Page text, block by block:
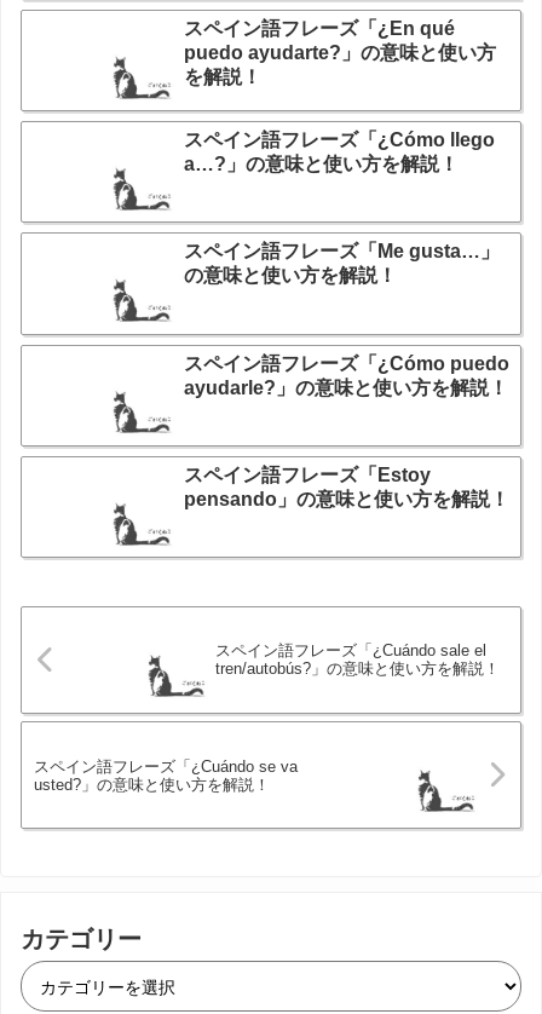
スペイン語フレーズ「¿En qué
puedo ayudarte?」の意味と使い方
を解説！
スペイン語フレーズ「¿Cómo llego
a…?」の意味と使い方を解説！
スペイン語フレーズ「Me gusta…」
の意味と使い方を解説！
スペイン語フレーズ「¿Cómo puedo
ayudarle?」の意味と使い方を解説！
スペイン語フレーズ「Estoy
pensando」の意味と使い方を解説！
スペイン語フレーズ「¿Cuándo sale el
tren/autobús?」の意味と使い方を解説！
スペイン語フレーズ「¿Cuándo se va
usted?」の意味と使い方を解説！
カテゴリー